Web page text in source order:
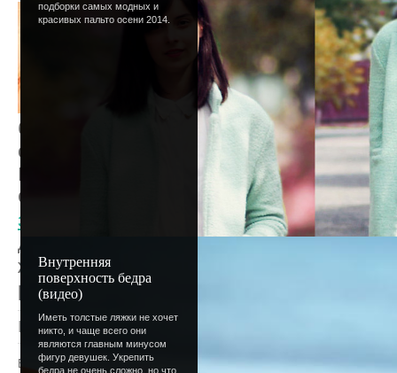
подборки самых модных и
красивых пальто осени 2014.
Внутренняя
поверхность бедра
(видео)
Иметь толстые ляжки не хочет
никто, и чаще всего они
являются главным минусом
фигур девушек. Укрепить
бедра не очень сложно, но что
Как ни назови
смеха или Днем
в этот день все
ведь разыграть
дело. Главное
быть безобидными. Чтобы твои всегда
статью
О чем не стоит шутить
Кстати, ты ведь не собираешься
Очень надеемся, что нет, ведь смех
здесь, почему
. С Днем Смеха тебя!
дни были такими веселыми, что
же названия. И - да-да, мы сегодня
решили поберечь нервы посетителей.;)
Просмотров: 1525 |
Всего комментариев:0